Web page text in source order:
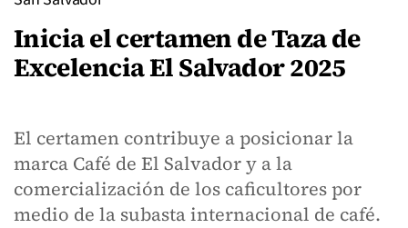
Inicia el certamen de Taza de
Excelencia El Salvador 2025
El certamen contribuye a posicionar la
marca Café de El Salvador y a la
comercialización de los caficultores por
medio de la subasta internacional de café.